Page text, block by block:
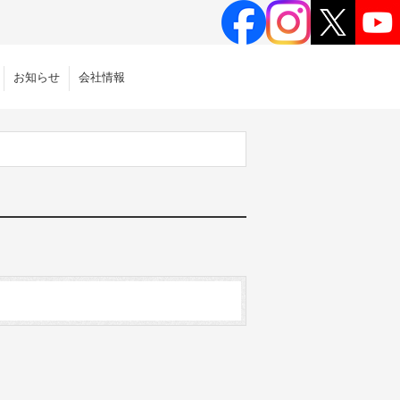
お知らせ 会社情報